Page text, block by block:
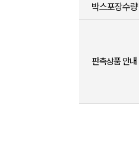
박스포장수량
판촉상품 안내